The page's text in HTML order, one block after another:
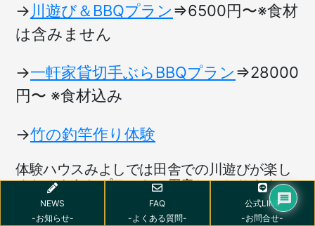
→ 川遊び＆BBQプラン=>6500円〜※食材
は含みません
→一軒家貸切手ぶらBBQプラン=>28000
円〜 ※食材込み
→竹の釣竿作り体験
体験ハウスみよしでは田舎での川遊びが楽し
くなるようなプランもご用意しております^_^
NEWS
-お知らせ-
FAQ
-よくある質問-
公式LINE
-お問合せ-